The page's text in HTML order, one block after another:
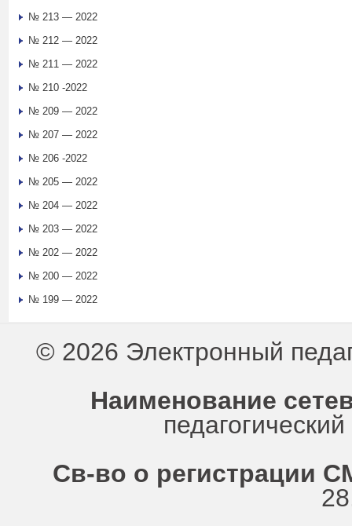
№ 213 — 2022
№ 212 — 2022
№ 211 — 2022
№ 210 -2022
№ 209 — 2022
№ 207 — 2022
№ 206 -2022
№ 205 — 2022
№ 204 — 2022
№ 203 — 2022
№ 202 — 2022
№ 200 — 2022
№ 199 — 2022
© 2026 Электронный
Наименование
Св-во о регистрации